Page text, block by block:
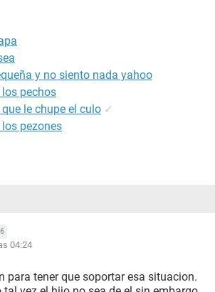
y porque aun no tengo la madurez
estas cosas, ustedes que creen, no
pero el no me engaño en ningun
jugada del destino.
y no siento nada yahoo
pechos
le chupe el culo ✓
pezones
6
04:24
para tener que soportar esa situacion.